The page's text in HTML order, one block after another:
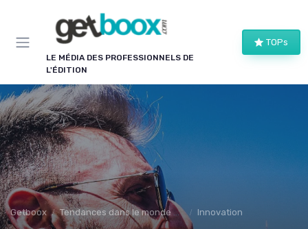
LE MÉDIA DES PROFESSIONNELS DE
L'ÉDITION
TOPs
Getboox Tendances dans le monde du livre Innovation